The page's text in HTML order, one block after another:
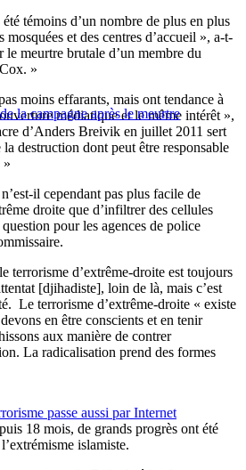
témoins d’un nombre de plus en plus
mosquées et des centres d’accueil », a-t-
meurtre brutale d’un membre du
»
la campagne après le meurtre
moins effarants, mais ont tendance à
médiatique et le même intérêt »,
d’Anders Breivik en juillet 2011 sert
destruction dont peut être responsable
»
il cependant pas plus facile de
droite que d’infiltrer des cellules
pour les agences de police
terrorisme d’extrême-droite est toujours
[djihadiste], loin de là, mais c’est
Le terrorisme d’extrême-droite « existe
en être conscients et en tenir
aux manière de contrer
La radicalisation prend des formes
passe aussi par Internet
18 mois, de grands progrès ont été
islamiste.